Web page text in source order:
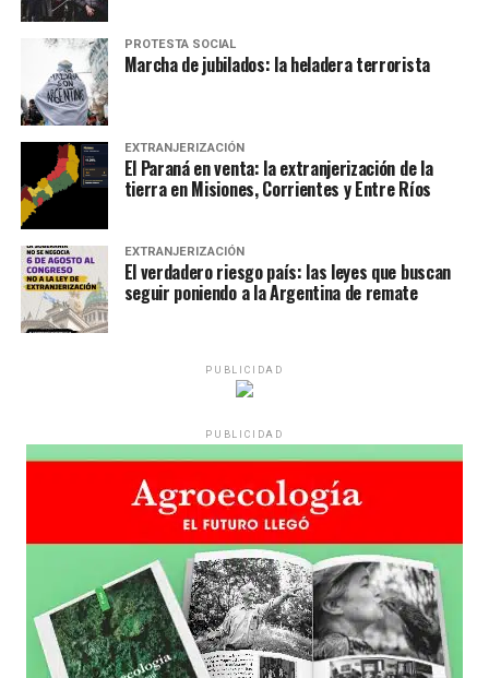
PROTESTA SOCIAL
Marcha de jubilados: la heladera terrorista
EXTRANJERIZACIÓN
El Paraná en venta: la extranjerización de la
tierra en Misiones, Corrientes y Entre Ríos
EXTRANJERIZACIÓN
El verdadero riesgo país: las leyes que buscan
seguir poniendo a la Argentina de remate
PUBLICIDAD
PUBLICIDAD